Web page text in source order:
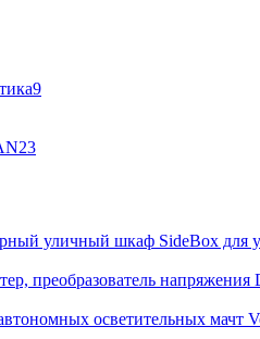
9
23
уличный шкаф SideBox для
преобразователь
осветительных мачт